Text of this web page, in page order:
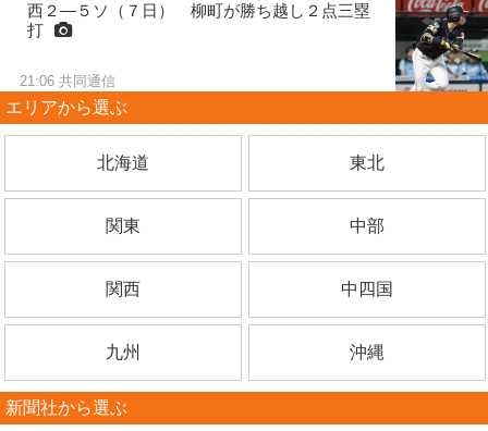
西２―５ソ（７日） 柳町が勝ち越し２点三塁
打
21:06 共同通信
エリアから選ぶ
北海道 東北
関東 中部
関西 中四国
九州 沖縄
新聞社から選ぶ